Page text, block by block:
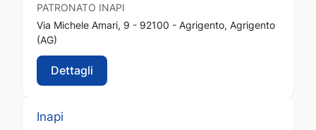
PATRONATO INAPI
Via Michele Amari, 9 - 92100 - Agrigento, Agrigento
(AG)
Dettagli
Inapi